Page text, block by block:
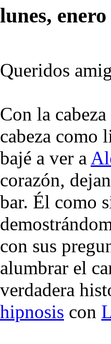
lunes, enero
Queridos
Con la
cabeza como
bajé a ver a
corazón,
bar. Él como
con sus
alumbrar el
verdadera
hipnosis con